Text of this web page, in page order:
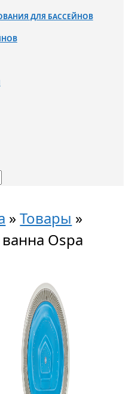
ДЛЯ БАССЕЙНОВ
»Товары »
Ospa